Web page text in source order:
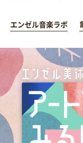
エンゼル音楽ラボ